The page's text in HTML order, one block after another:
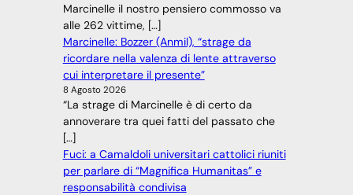
Marcinelle il nostro pensiero commosso va
alle 262 vittime, […]
Marcinelle: Bozzer (Anmil), “strage da
ricordare nella valenza di lente attraverso
cui interpretare il presente”
8 Agosto 2026
“La strage di Marcinelle è di certo da
annoverare tra quei fatti del passato che
[…]
Fuci: a Camaldoli universitari cattolici riuniti
per parlare di “Magnifica Humanitas” e
responsabilità condivisa